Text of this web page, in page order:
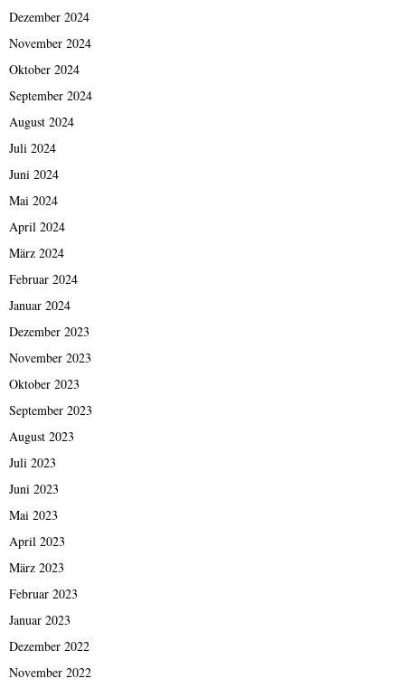
Dezember 2024
November 2024
Oktober 2024
September 2024
August 2024
Juli 2024
Juni 2024
Mai 2024
April 2024
März 2024
Februar 2024
Januar 2024
Dezember 2023
November 2023
Oktober 2023
September 2023
August 2023
Juli 2023
Juni 2023
Mai 2023
April 2023
März 2023
Februar 2023
Januar 2023
Dezember 2022
November 2022